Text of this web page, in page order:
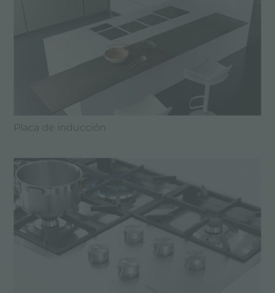
Placa de inducción